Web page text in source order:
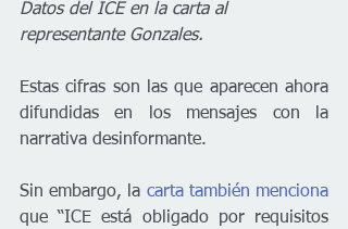
Datos del ICE en la carta al
representante Gonzales.
Estas cifras son las que aparecen ahora
difundidas en los mensajes con la
narrativa desinformante.
Sin embargo, la carta también menciona
que “ICE está obligado por requisitos